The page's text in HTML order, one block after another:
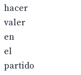
hacer
valer
en
el
partido